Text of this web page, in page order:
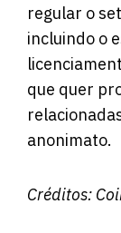
regular o
incluindo o
que quer
anonimato.
Créditos: